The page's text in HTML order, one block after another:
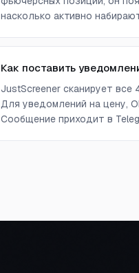
насколько активно
Как поставить
JustScreener сканирует
Для уведомлений на цену,
Сообщение приходит в